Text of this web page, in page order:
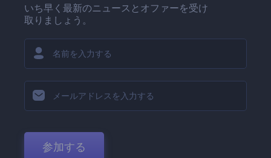
いち早く最新のニュースとオファーを受け
取りましょう。
参加する